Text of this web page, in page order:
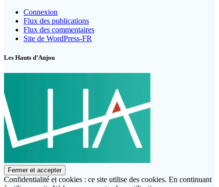
Connexion
Flux des publications
Flux des commentaires
Site de WordPress-FR
Les Hauts d’Anjou
Confidentialité et cookies : ce site utilise des cookies. En continuant